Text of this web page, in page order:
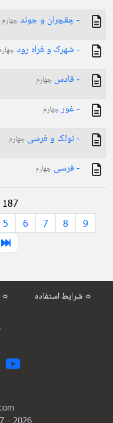
- چقچران و جوند چهارم
- شهرک و فراه رود
- قادس چهارم
- غورچهارم
- تولک و فرسی چهارم
- فرسی چهارم
187
5 6 7 8
9
ما کی استیم؟ ☼ شرایط استفاده ☼
- 2026